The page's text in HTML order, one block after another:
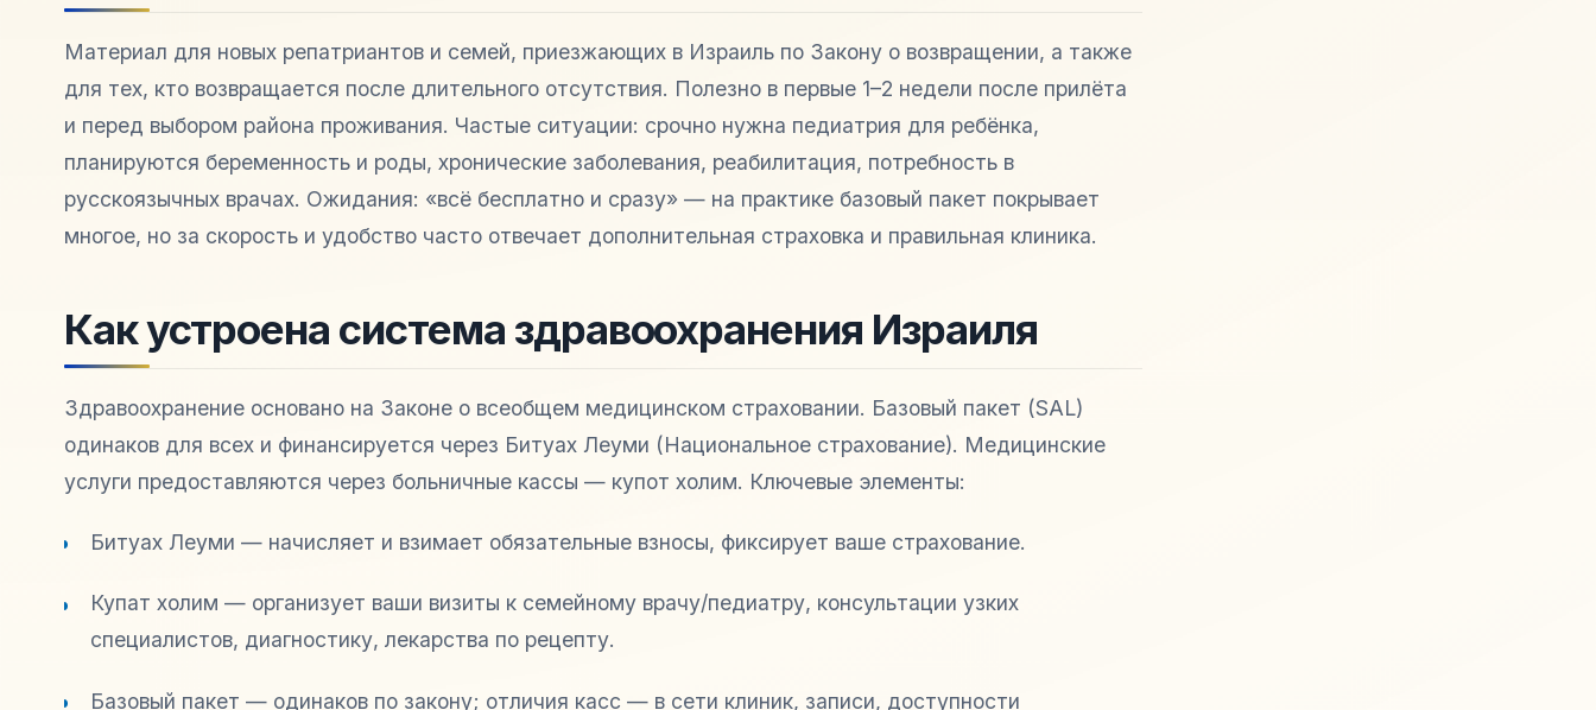
Материал для новых репатриантов и семей, приезжающих в Израиль по Закону о возвращении, а также
для тех, кто возвращается после длительного отсутствия. Полезно в первые 1–2 недели после прилёта
и перед выбором района проживания. Частые ситуации: срочно нужна педиатрия для ребёнка,
планируются беременность и роды, хронические заболевания, реабилитация, потребность в
русскоязычных врачах. Ожидания: «всё бесплатно и сразу» — на практике базовый пакет покрывает
многое, но за скорость и удобство часто отвечает дополнительная страховка и правильная клиника.
Как устроена система здравоохранения Израиля
Здравоохранение основано на Законе о всеобщем медицинском страховании. Базовый пакет (SAL)
одинаков для всех и финансируется через Битуах Леуми (Национальное страхование). Медицинские
услуги предоставляются через больничные кассы — купот холим. Ключевые элементы:
Битуах Леуми — начисляет и взимает обязательные взносы, фиксирует ваше страхование.
Купат холим — организует ваши визиты к семейному врачу/педиатру, консультации узких
специалистов, диагностику, лекарства по рецепту.
Базовый пакет — одинаков по закону; отличия касс — в сети клиник, записи, доступности